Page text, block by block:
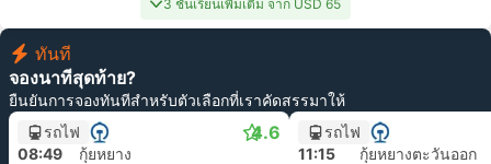
3 ชั้นเรียนเพิ่มเติม จาก USD 65
ทันที
จองนาทีสุดท้าย?
ยืนยันการจองทันทีสำหรับตัวเลือกที่เราคัดสรรมาให้
รถไฟ
4.6
08:49 กุ้ยหยาง
รถไฟ
11:15
กุ้ยหยางตะวันออก